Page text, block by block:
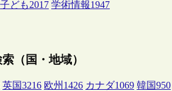
子ども2017 学術情報1947
（国・地域）
英国3216 欧州 1426 カナダ1069 韓国950